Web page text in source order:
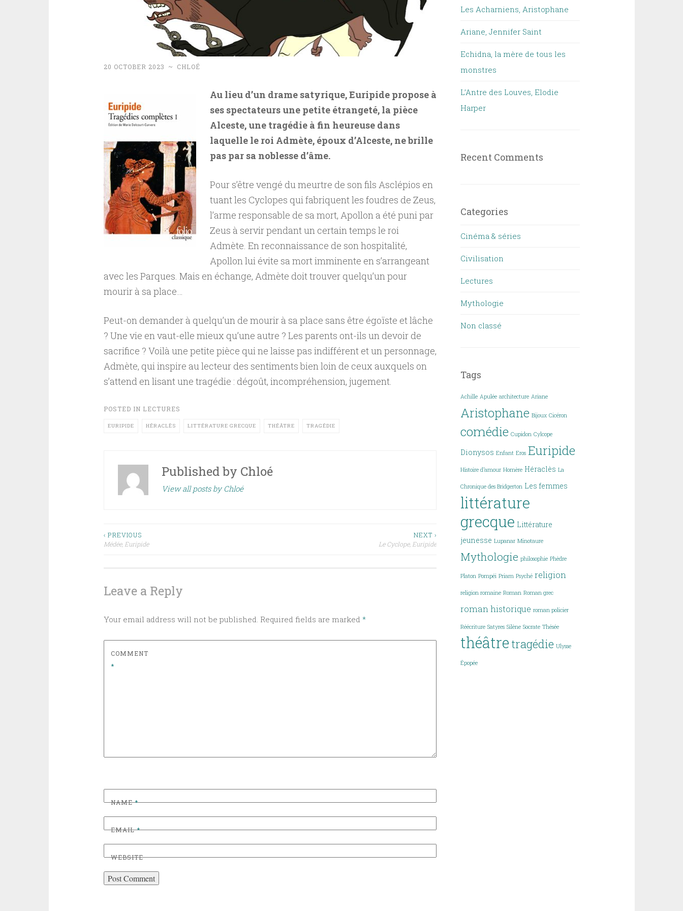
20 OCTOBER 2023 ~ CHLOÉ
Au lieu d’un drame satyrique, Euripide propose à
ses spectateurs une petite étrangeté, la pièce
Alceste, une tragédie à fin heureuse dans
laquelle le roi Admète, époux d’Alceste, ne brille
pas par sa noblesse d’âme.
Pour s’être vengé du meurtre de son fils Asclépios en
tuant les Cyclopes qui fabriquent les foudres de Zeus,
l’arme responsable de sa mort, Apollon a été puni par
Zeus à servir pendant un certain temps le roi
Admète. En reconnaissance de son hospitalité,
Apollon lui évite sa mort imminente en s’arrangeant
avec les Parques. Mais en échange, Admète doit trouver quelqu’un pour
mourir à sa place…
Peut-on demander à quelqu’un de mourir à sa place sans être égoïste et lâche
? Une vie en vaut-elle mieux qu’une autre ? Les parents ont-ils un devoir de
sacrifice ? Voilà une petite pièce qui ne laisse pas indifférent et un personnage,
Admète, qui inspire au lecteur des sentiments bien loin de ceux auxquels on
s’attend en lisant une tragédie : dégoût, incompréhension, jugement.
POSTED IN LECTURES
EURIPIDE HÉRACLÈS LITTÉRATURE GRECQUE THÉÂTRE TRAGÉDIE
Published by Chloé
View all posts by Chloé
Post
‹ PREVIOUS
Médée, Euripide
NEXT ›
Le Cyclope, Euripide
Leave a Reply
Your email address will not be published. Required fields are marked *
COMMENT
*
NAME*
EMAIL*
WEBSITE
Les Acharniens, Aristophane
Ariane, Jennifer Saint
Echidna, la mère de tous les
monstres
L’Antre des Louves, Elodie
Harper
Recent Comments
Categories
Cinéma & séries
Civilisation
Lectures
Mythologie
Non classé
Tags
Achille Apulée architecture Ariane
Aristophane Bijoux Cicéron
comédie Cupidon Cylcope
Dionysos Enfant Eros Euripide
Histoire d’amour Homère Héraclès La
Chronique des Bridgerton Les femmes
littérature
grecque Littérature
jeunesse Lupanar Minotaure
Mythologie philosophie Phèdre
Platon Pompéi Priam Psyché religion
religion romaine Roman Roman grec
roman historique roman policier
Réécriture Satyres Silène Socrate Thésée
théâtre tragédie Ulysse
Épopée